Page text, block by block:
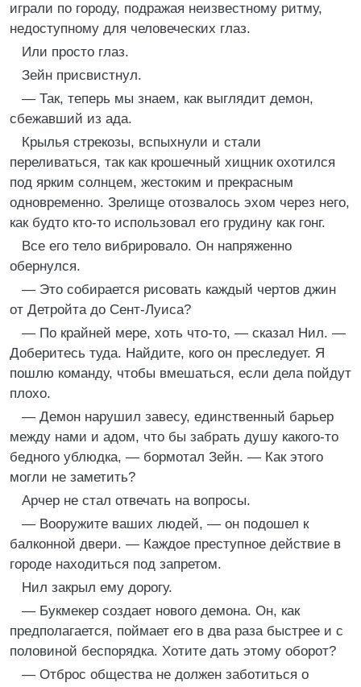
играли по городу, подражая неизвестному ритму,
недоступному для человеческих глаз.
Или просто глаз.
Зейн присвистнул.
— Так, теперь мы знаем, как выглядит демон,
сбежавший из ада.
Крылья стрекозы, вспыхнули и стали
переливаться, так как крошечный хищник охотился
под ярким солнцем, жестоким и прекрасным
одновременно. Зрелище отозвалось эхом через него,
как будто кто-то использовал его грудину как гонг.
Все его тело вибрировало. Он напряженно
обернулся.
— Это собирается рисовать каждый чертов джин
от Детройта до Сент-Луиса?
— По крайней мере, хоть что-то, — сказал Нил. —
Доберитесь туда. Найдите, кого он преследует. Я
пошлю команду, чтобы вмешаться, если дела пойдут
плохо.
— Демон нарушил завесу, единственный барьер
между нами и адом, что бы забрать душу какого-то
бедного ублюдка, — бормотал Зейн. — Как этого
могли не заметить?
Арчер не стал отвечать на вопросы.
— Вооружите ваших людей, — он подошел к
балконной двери. — Каждое преступное действие в
городе находиться под запретом.
Нил закрыл ему дорогу.
— Букмекер создает нового демона. Он, как
предполагается, поймает его в два раза быстрее и с
половиной беспорядка. Хотите дать этому оборот?
— Отброс общества не должен заботиться о